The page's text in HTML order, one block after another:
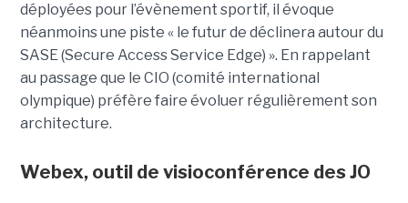
déployées pour l’évènement sportif, il évoque
néanmoins une piste « le futur de déclinera autour du
SASE (Secure Access Service Edge) ». En rappelant
au passage que le CIO (comité international
olympique) préfère faire évoluer régulièrement son
architecture.
Webex, outil de visioconférence des JO